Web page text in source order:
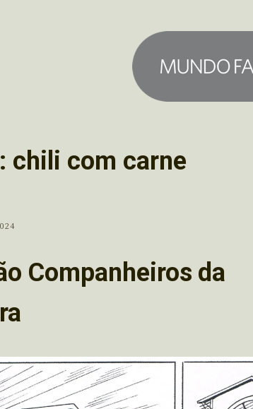
chili com carne
Companheiros da